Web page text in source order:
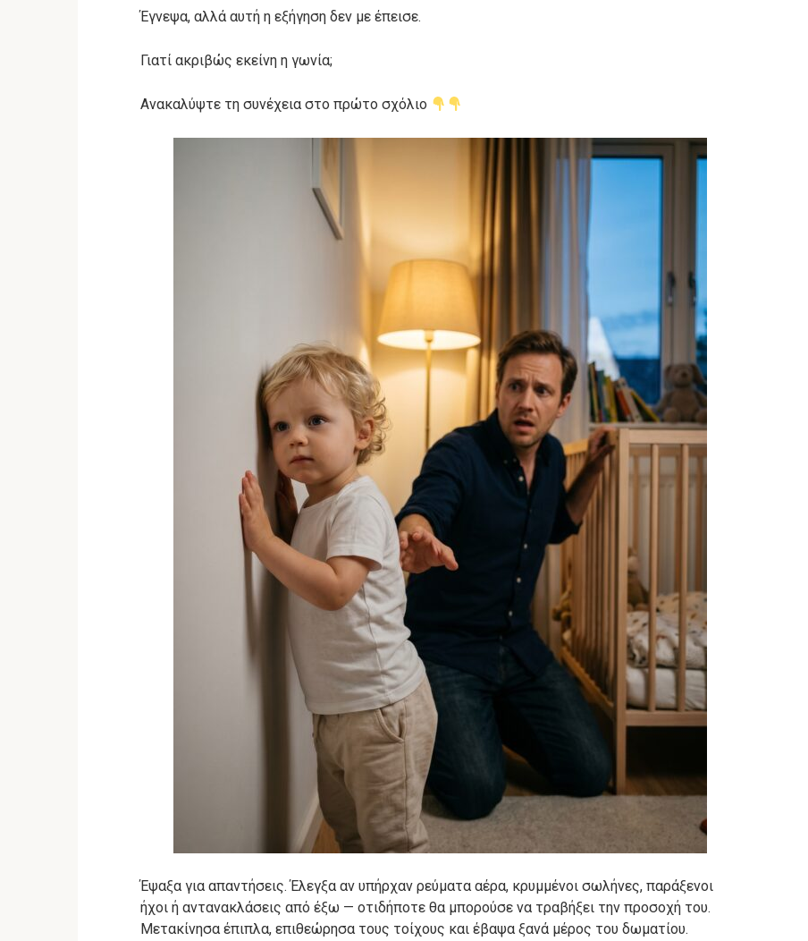
Έγνεψα, αλλά αυτή η εξήγηση δεν με έπεισε.
Γιατί ακριβώς εκείνη η γωνία;
Ανακαλύψτε τη συνέχεια στο πρώτο σχόλιο
Έψαξα για απαντήσεις. Έλεγξα αν υπήρχαν ρεύματα αέρα, κρυμμένοι σωλήνες, παράξενοι
ήχοι ή αντανακλάσεις από έξω — οτιδήποτε θα μπορούσε να τραβήξει την προσοχή του.
Μετακίνησα έπιπλα, επιθεώρησα τους τοίχους και έβαψα ξανά μέρος του δωματίου.